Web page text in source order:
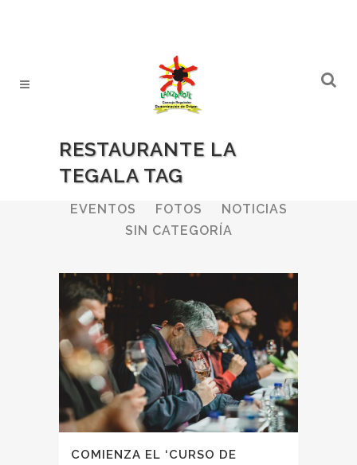
RESTAURANTE LA
TEGALA TAG
ALL BODEGAS
EVENTOS
FOTOS
NOTICIAS
SIN CATEGORÍA
COMIENZA EL ‘CURSO DE